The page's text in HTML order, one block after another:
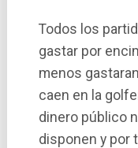
Todos los
gastar por
menos
caen en la
dinero público
disponen y por